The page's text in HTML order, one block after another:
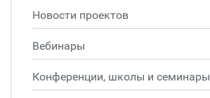
Новости проектов
Вебинары
Конференции, школы и семинары